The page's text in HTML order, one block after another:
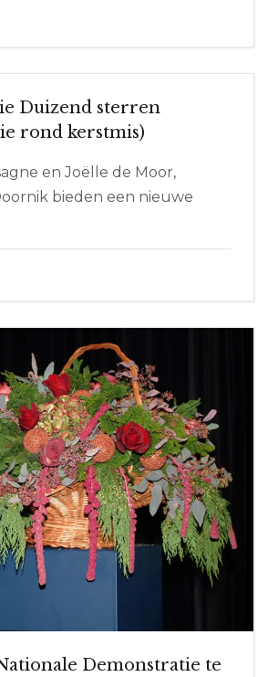
Duizend sterren
rond kerstmis)
en Joëlle de Moor,
bieden een nieuwe
Demonstratie te